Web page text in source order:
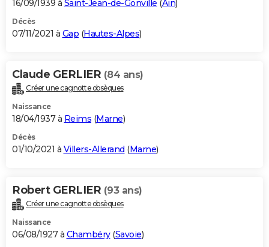
16/09/1939 à Saint-Jean-de-Gonville (Ain)
Décès
07/11/2021 à Gap (Hautes-Alpes)
Claude GERLIER (84 ans)
Créer une cagnotte obsèques
Naissance
18/04/1937 à Reims (Marne)
Décès
01/10/2021 à Villers-Allerand (Marne)
Robert GERLIER (93 ans)
Créer une cagnotte obsèques
Naissance
06/08/1927 à Chambéry(Savoie)